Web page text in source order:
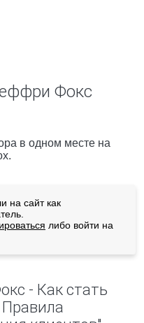
Фокс
в одном месте на
на сайт как
либо войти на
- Как стать